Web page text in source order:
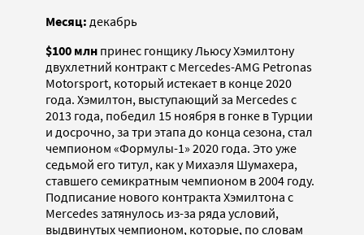
Месяц: декабрь
$100 млн принес гонщику Льюсу Хэмилтону
двухлетний контракт с Mercedes-AMG Petronas
Motorsport, который истекает в конце 2020
года. Хэмилтон, выступающий за Mercedes с
2013 года, победил 15 ноября в гонке в Турции
и досрочно, за три этапа до конца сезона, стал
чемпионом «Формулы-1» 2020 года. Это уже
седьмой его титул, как у Михаэля Шумахера,
ставшего семикратным чемпионом в 2004 году.
Подписание нового контракта Хэмилтона с
Mercedes затянулось из-за ряда условий,
выдвинутых чемпионом, которые, по словам